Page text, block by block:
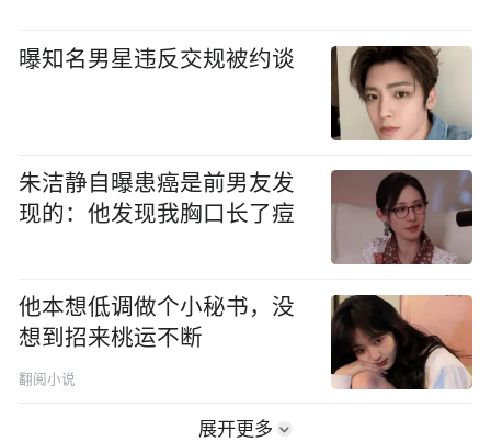
曝知名男星违反交规被约谈
朱洁静自曝患癌是前男友发
现的：他发现我胸口长了痘
他本想低调做个小秘书，没
想到招来桃运不断
翻阅小说
展开更多